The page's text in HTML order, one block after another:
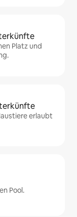
Platz und
erlaubt
Pool.